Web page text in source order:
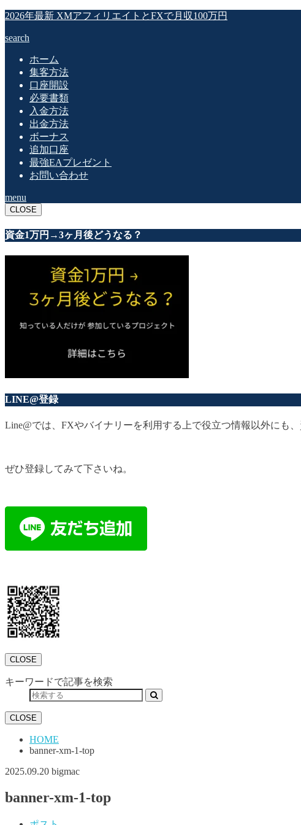
2026年最新 XMアフィリエイトとFXで月収100万円
search
ホーム
集客方法
口座開設
必要書類
入金方法
出金方法
ボーナス
追加口座
最強EAプレゼント
お問い合わせ
menu
CLOSE
資金1万円→3ヶ月後どうなる？
LINE@登録
Line@では、FXやバイナリーを利用する上で役立つ情報以外にも
ぜひ登録してみて下さいね。
CLOSE
キーワードで記事を検索
CLOSE
HOME
banner-xm-1-top
2025.09.20 bigmac
banner-xm-1-top